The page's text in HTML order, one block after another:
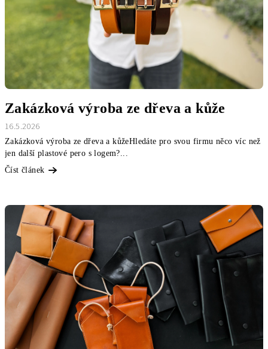
n
k
ů
Zakázková výroba ze dřeva a kůže
16.5.2026
Zakázková výroba ze dřeva a kůžeHledáte pro svou firmu něco víc než
jen další plastové pero s logem?...
Číst článek